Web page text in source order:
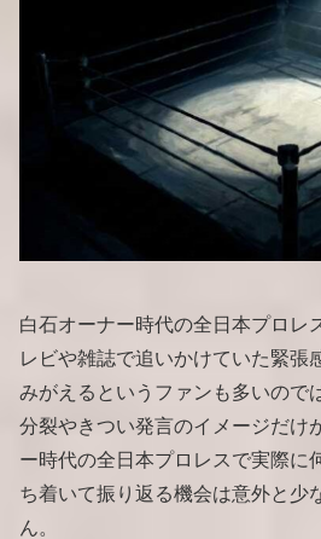
白石オーナー時代の全日本プロレ
レビや雑誌で追いかけていた緊張
みがえるというファンも多いので
分裂やきつい発言のイメージだけ
ー時代の全日本プロレスで実際に
ち着いて振り返る機会は意外と少
ん。